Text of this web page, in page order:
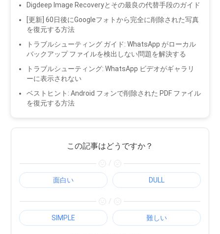
Digdeep Image Recoveryとその最良の代替手段のガイド
[更新] 60日後にGoogleフォトから完全に削除された写真
を復元する方法
トラブルシューティング ガイド: WhatsApp がローカル
バックアップ ファイルを検出しない問題を解決する
トラブルシューティング: WhatsApp ビデオがギャラリ
ーに表示されない
ベストヒント: Android フォンで削除された PDF ファイル
を復元する方法
この記事はどうですか？
/
面白い DULL
/
SIMPLE 難しい